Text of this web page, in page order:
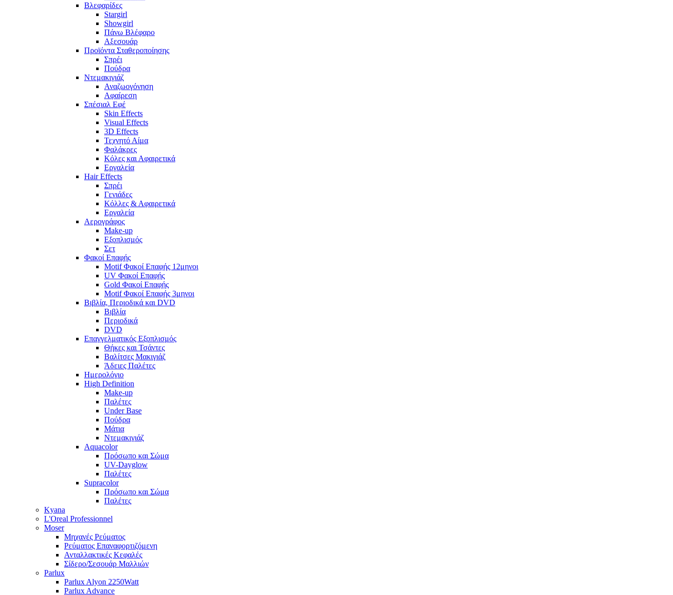
Βλεφαρίδες
Stargirl
Showgirl
Πάνω Βλέφαρο
Αξεσουάρ
Προϊόντα Σταθεροποίησης
Σπρέι
Πούδρα
Ντεμακιγιάζ
Αναζωογόνηση
Αφαίρεση
Σπέσιαλ Εφέ
Skin Effects
Visual Effects
3D Effects
Τεχνητό Αίμα
Φαλάκρες
Κόλες και Αφαιρετικά
Εργαλεία
Hair Effects
Σπρέι
Γενιάδες
Κόλλες & Αφαιρετικά
Εργαλεία
Αερογράφος
Make-up
Εξοπλισμός
Σετ
Φακοί Επαφής
Motif Φακοί Επαφής 12μηνοι
UV Φακοί Επαφής
Gold Φακοί Επαφής
Motif Φακοί Επαφής 3μηνοι
Βιβλία, Περιοδικά και DVD
Βιβλία
Περιοδικά
DVD
Επαγγελματικός Εξοπλισμός
Θήκες και Τσάντες
Βαλίτσες Μακιγιάζ
Άδειες Παλέτες
Ημερολόγιο
High Definition
Make-up
Παλέτες
Under Base
Πούδρα
Μάτια
Ντεμακιγιάζ
Aquacolor
Πρόσωπο και Σώμα
UV-Dayglow
Παλέτες
Supracolor
Πρόσωπο και Σώμα
Παλέτες
Kyana
L'Oreal Professionnel
Moser
Μηχανές Ρεύματος
Ρεύματος Επαναφορτιζόμενη
Ανταλλακτικές Κεφαλές
Σίδερο/Σεσουάρ Μαλλιών
Parlux
Parlux Alyon 2250Watt
Parlux Advance